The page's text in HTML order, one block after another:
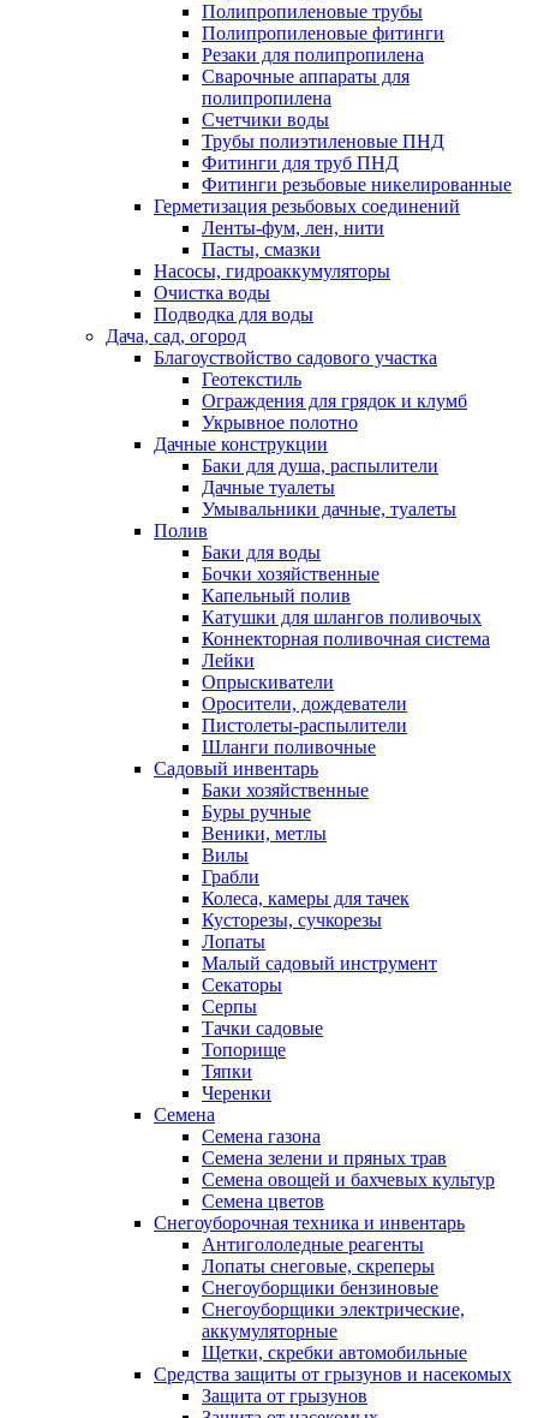
Полипропиленовые трубы
Полипропиленовые фитинги
Резаки для полипропилена
Сварочные аппараты для
полипропилена
Счетчики воды
Трубы полиэтиленовые ПНД
Фитинги для труб ПНД
Фитинги резьбовые никелированные
Герметизация резьбовых соединений
Ленты-фум, лен, нити
Пасты, смазки
Насосы, гидроаккумуляторы
Очистка воды
Подводка для воды
Дача, сад, огород
Благоуствойство садового участка
Геотекстиль
Ограждения для грядок и клумб
Укрывное полотно
Дачные конструкции
Баки для душа, распылители
Дачные туалеты
Умывальники дачные, туалеты
Полив
Баки для воды
Бочки хозяйственные
Капельный полив
Катушки для шлангов поливочых
Коннекторная поливочная система
Лейки
Опрыскиватели
Оросители, дождеватели
Пистолеты-распылители
Шланги поливочные
Садовый инвентарь
Баки хозяйственные
Буры ручные
Веники, метлы
Вилы
Грабли
Колеса, камеры для тачек
Кусторезы, сучкорезы
Лопаты
Малый садовый инструмент
Секаторы
Серпы
Тачки садовые
Топорище
Тяпки
Черенки
Семена
Семена газона
Семена зелени и пряных трав
Семена овощей и бахчевых культур
Семена цветов
Снегоуборочная техника и инвентарь
Антигололедные реагенты
Лопаты снеговые, скреперы
Снегоуборщики бензиновые
Снегоуборщики электрические,
аккумуляторные
Щетки, скребки автомобильные
Средства защиты от грызунов и насекомых
Защита от грызунов